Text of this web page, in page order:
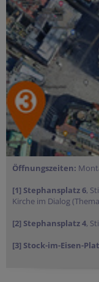
Öffnungszeiten:
[1] Stephansplatz 6,
Kirche im Dialog
[2] Stephansplatz 4,
[3] Stock-im-Eisen-